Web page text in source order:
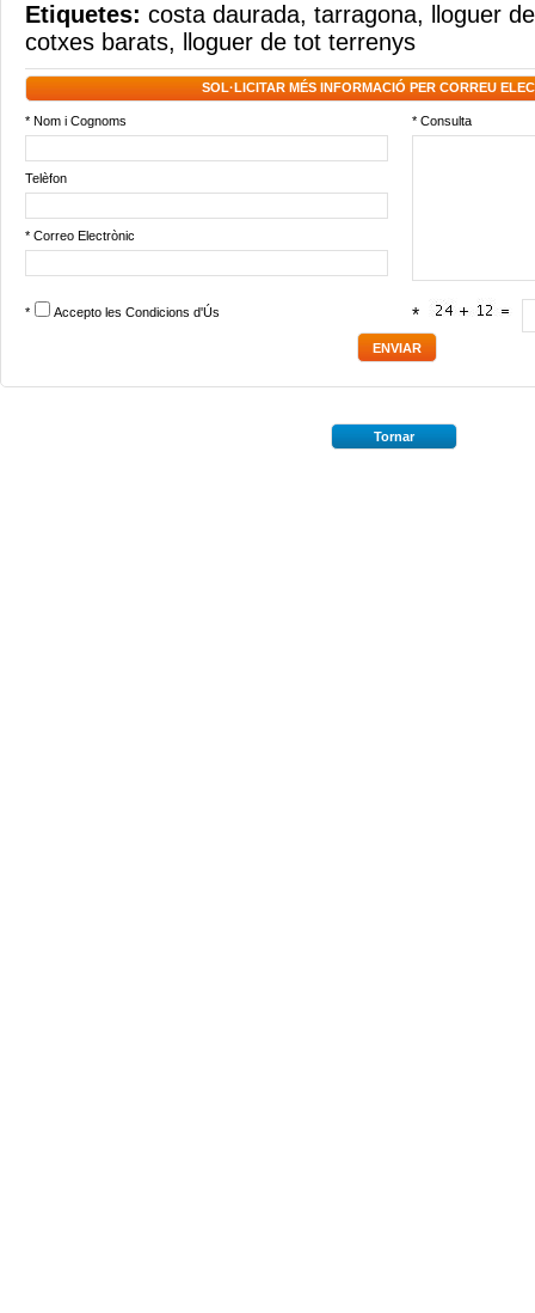
Etiquetes: costa daurada, tarragona,
lloguer
cotxes barats, lloguer de tot terrenys
SOL·LICITAR MÉS INFORMACIÓ PER CORREU
* Nom i Cognoms * Consulta
Telèfon
* Correo Electrònic
* Accepto les Condicions d'Ús *
Tornar